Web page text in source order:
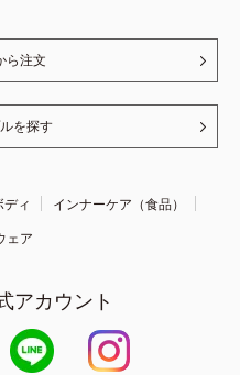
ら注文
を探す
ィ
インナーケア（食品）
ェア
アカウント